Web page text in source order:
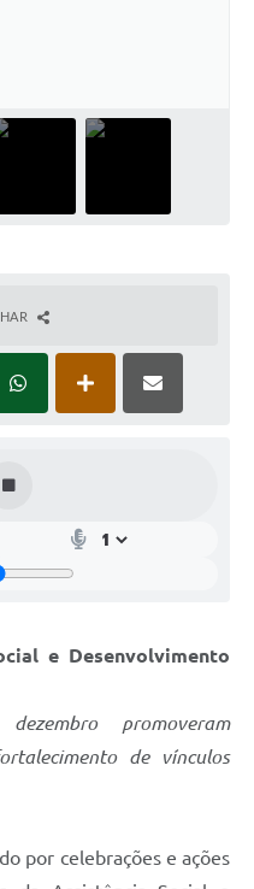
e Desenvolvimento
promoveram
de vínculos
por celebrações e ações